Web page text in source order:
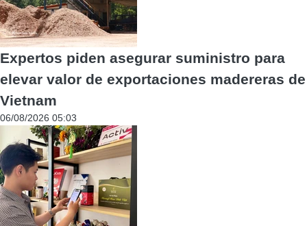
Expertos piden asegurar suministro para
elevar valor de exportaciones madereras de
Vietnam
06/08/2026 05:03